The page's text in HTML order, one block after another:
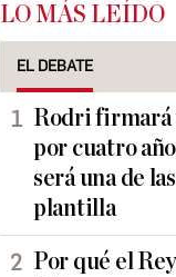
LO MÁS LEÍDO
EL DEBATE
Rodri firmará
por cuatro
será una de
plantilla
Por qué el